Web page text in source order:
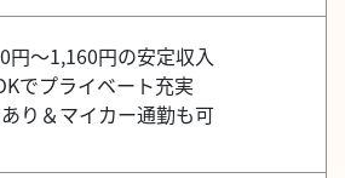
円～1,160円の安定収入
でプライベート充実
り＆マイカー通勤も可